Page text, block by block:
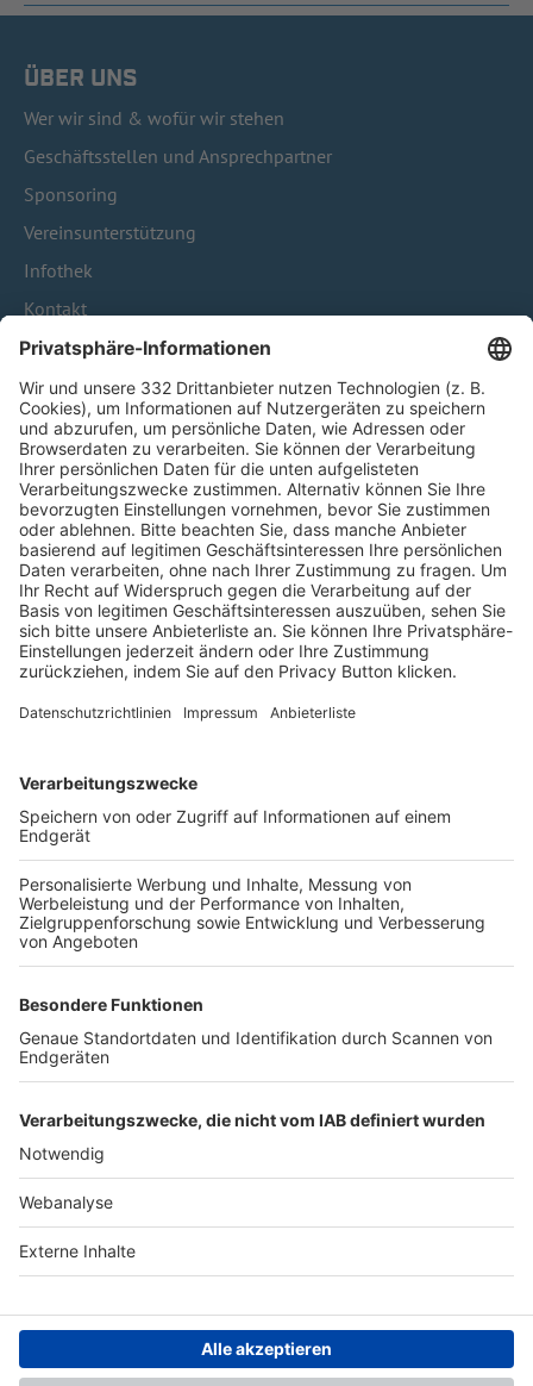
ÜBER UNS
Wer wir sind & wofür wir stehen
Geschäftsstellen und Ansprechpartner
Sponsoring
Vereinsunterstützung
Infothek
Kontakt
HÄUFIG BESUCHTE SEITEN
Pässe und Vereinswechsel
Trainerausbildung
Schulungsangebot Vereinsmitarbeiter
BFV-Geschäftsstellen
Trainerbörse
Login SpielPlus
FOLGE DEM BFV
TOP-VEREINE
TOP-PARTNER
Nutzungsbedingungen Datenschutz Impressum